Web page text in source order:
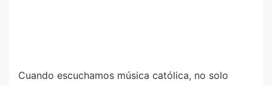
Cuando escuchamos música católica, no solo